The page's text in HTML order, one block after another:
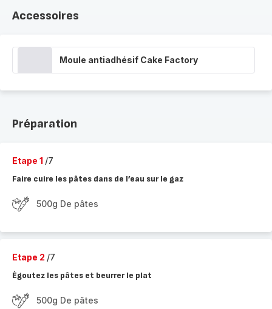
Accessoires
Moule antiadhésif Cake Factory
Préparation
Etape 1 /7
Faire cuire les pâtes dans de l’eau sur le gaz
500g De pâtes
Etape 2 /7
Égoutez les pâtes et beurrer le plat
500g De pâtes